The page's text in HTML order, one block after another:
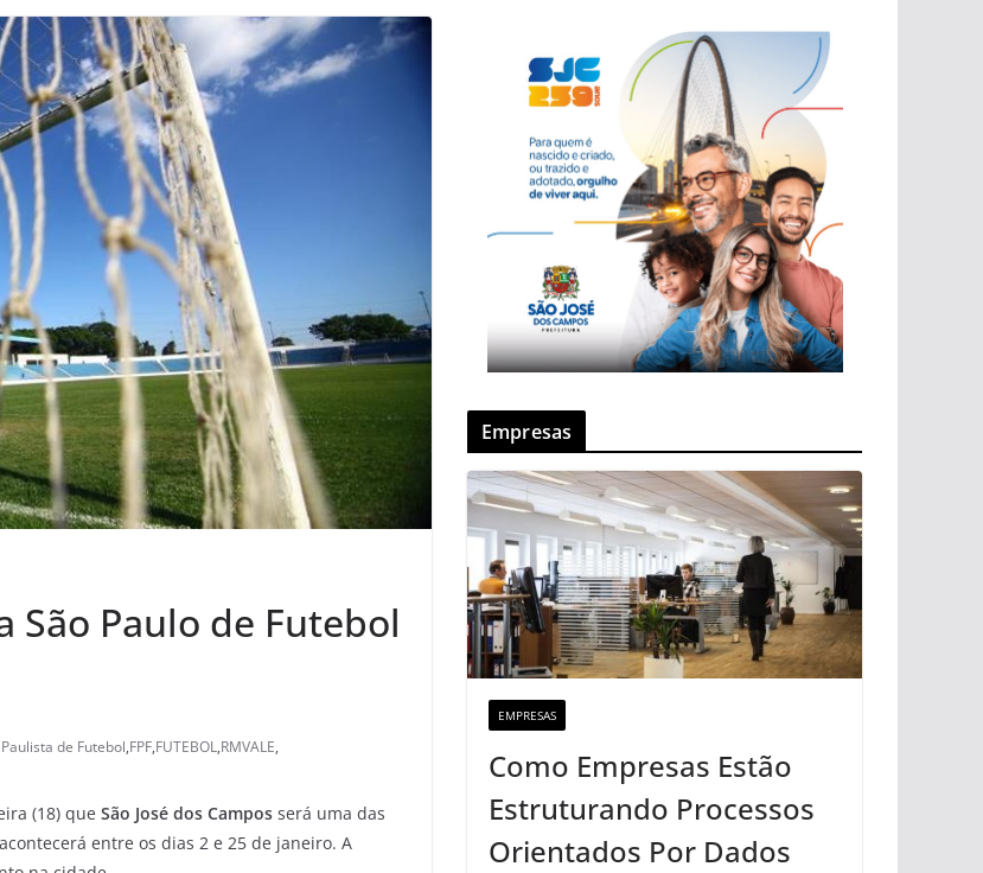
São Paulo de Futebol
de Futebol,FPF,FUTEBOL,RMVALE,
(18) que São José dos Campos será uma das
entre os dias 2 e 25 de janeiro. A
Empresas
EMPRESAS
Como Empresas Estão
Estruturando Processos
Orientados Por Dados